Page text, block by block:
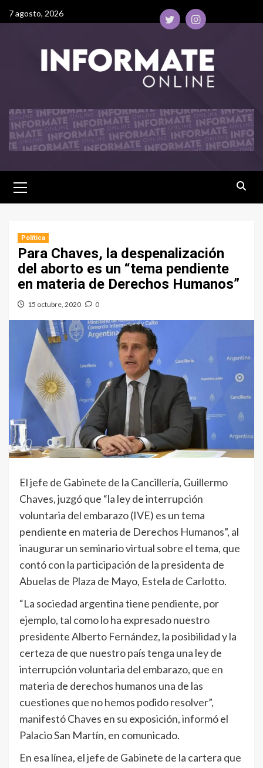
7 agosto, 2026
Política
Para Chaves, la despenalización
del aborto es un “tema pendiente
en materia de Derechos Humanos”
15 octubre, 2020 0
El jefe de Gabinete de la Cancillería, Guillermo
Chaves, juzgó que “la ley de interrupción
voluntaria del embarazo (IVE) es un tema
pendiente en materia de Derechos Humanos”, al
inaugurar un seminario virtual sobre el tema, que
contó con la participación de la presidenta de
Abuelas de Plaza de Mayo, Estela de Carlotto.
“La sociedad argentina tiene pendiente, por
ejemplo, tal como lo ha expresado nuestro
presidente Alberto Fernández, la posibilidad y la
certeza de que nuestro país tenga una ley de
interrupción voluntaria del embarazo, que en
materia de derechos humanos una de las
cuestiones que no hemos podido resolver”,
manifestó Chaves en su exposición, informó el
Palacio San Martín, en comunicado.
En esa línea, el jefe de Gabinete de la cartera que